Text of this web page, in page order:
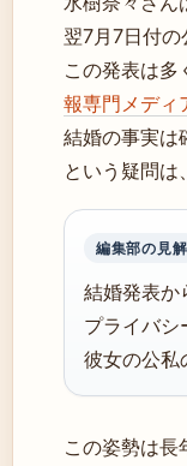
翌7月7日付
この発表は多
報専門メディ
結婚の事実は
という疑問は
編集部の見解
結婚発表か
プライバシ
彼女の公私
この姿勢は長